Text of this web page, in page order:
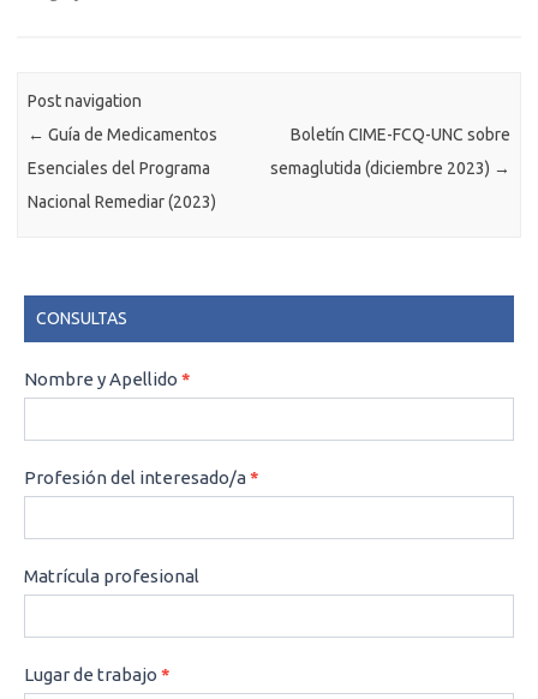
Post navigation
← Guía de Medicamentos
Esenciales del Programa
Nacional Remediar (2023)
Boletín CIME-FCQ-UNC sobre
semaglutida (diciembre 2023) →
CONSULTAS
CONSULTAS
Nombre y Apellido *
Profesión del interesado/a*
Matrícula profesional
Lugar de trabajo *